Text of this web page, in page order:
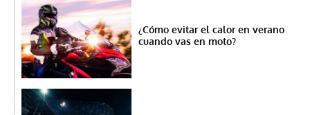
¿Cómo evitar el calor en verano
cuando vas en moto?